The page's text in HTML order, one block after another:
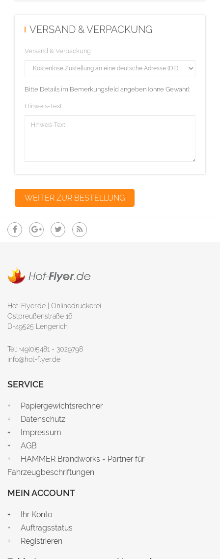
VERSAND & VERPACKUNG
Versand & Verpackung
Bitte Details im Bemerkungsfeld angeben (ohne Gewähr):
Hinweis-Text
Hot-Flyer.de | Onlinedruckerei
Ostpreußenstraße 16
D-49525 Lengerich
Tel: +49(0)5481 - 3029798
info@hot-flyer.de
SERVICE
Papiergewichtsrechner
Datenschutz
Impressum
AGB
HAMMER Brandworks - Partner für
Fahrzeugbeschriftungen
MEIN ACCOUNT
Ihr Konto
Auftragsstatus
Registrieren